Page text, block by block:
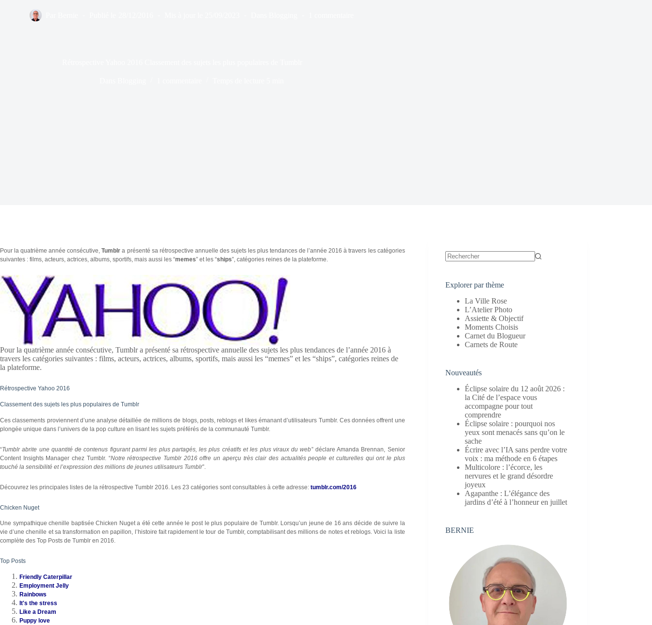
Pour la quatrième année consécutive,Tumblr a présenté sa rétrospective annuelle des sujets les plus tendances de l’année 2016 à travers les catégories
suivantes : films, acteurs, actrices, albums, sportifs, mais aussi les “memes” et les “ships”, catégories reines de la plateforme.
Pour la quatrième année consécutive, Tumblr a présenté sa rétrospective annuelle des sujets les plus tendances de l’année 2016 à
travers les catégories suivantes : films, acteurs, actrices, albums, sportifs, mais aussi les “memes” et les “ships”, catégories reines de
la plateforme.
Rétrospective Yahoo 2016
Classement des sujets les plus populaires de Tumblr
Ces classements proviennent d’une analyse détaillée de millions de blogs, posts, reblogs et likes émanant d’utilisateurs Tumblr. Ces données offrent une
plongée unique dans l’univers de la pop culture en lisant les sujets préférés de la communauté Tumblr.
“Tumblr abrite une quantité de contenus figurant parmi les plus partagés, les plus créatifs et les plus viraux du web” déclare Amanda Brennan, Senior
Content Insights Manager chez Tumblr. “Notre rétrospective Tumblr 2016 offre un aperçu très clair des actualités people et culturelles qui ont le plus
touché la sensibilité et l’expression des millions de jeunes utilisateurs Tumblr”.
Découvrez les principales listes de la rétrospective Tumblr 2016. Les 23 catégories sont consultables à cette adresse: tumblr.com/2016
Chicken Nuget
Une sympathique chenille baptisée Chicken Nuget a été cette année le post le plus populaire de Tumblr. Lorsqu’un jeune de 16 ans décide de suivre la
vie d’une chenille et sa transformation en papillon, l’histoire fait rapidement le tour de Tumblr, comptabilisant des millions de notes et reblogs. Voici la liste
complète des Top Posts de Tumblr en 2016.
Top Posts
Friendly Caterpillar
Employment Jelly
Rainbows
It's the stress
Like a Dream
Puppy love
Explorer par thème
La Ville Rose
L’Atelier Photo
Assiette & Objectif
Moments Choisis
Carnet du Blogueur
Carnets de Route
Nouveautés
Éclipse solaire du 12 août 2026 :
la Cité de l’espace vous
accompagne pour tout
comprendre
Éclipse solaire : pourquoi nos
yeux sont menacés sans qu’on le
sache
Écrire avec l’IA sans perdre votre
voix : ma méthode en 6 étapes
Multicolore : l’écorce, les
nervures et le grand désordre
joyeux
Agapanthe : L’élégance des
jardins d’été à l’honneur en juillet
BERNIE